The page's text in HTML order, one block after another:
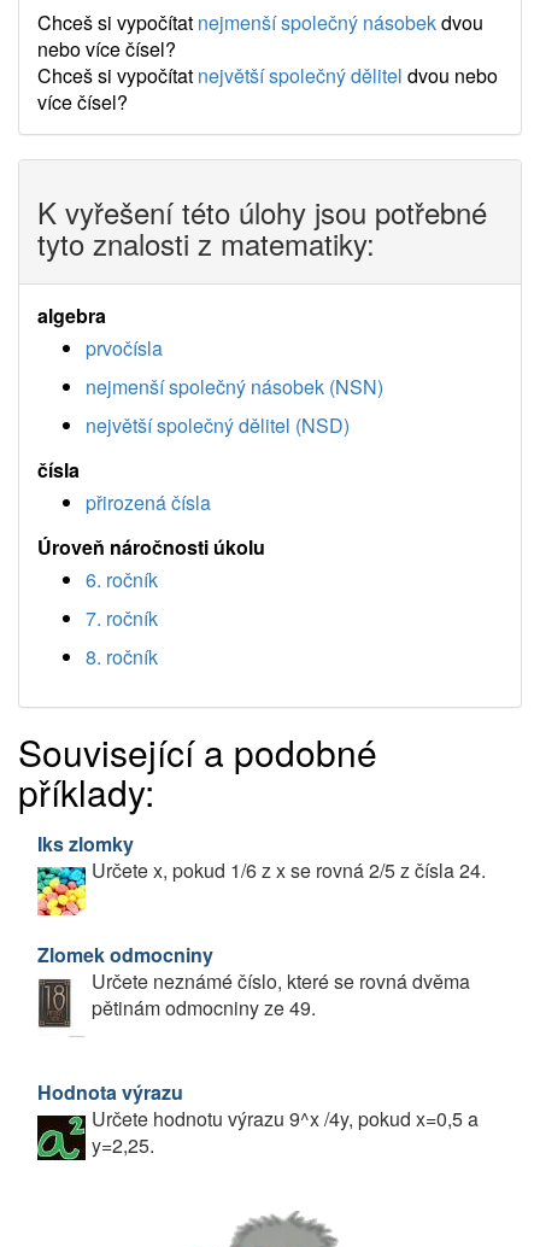
Chceš si vypočítat nejmenší společný násobekdvou
nebo více čísel?
Chceš si vypočítat největší společný dělitel dvou nebo
více čísel?
K vyřešení této úlohy jsou potřebné
tyto znalosti z matematiky:
algebra
prvočísla
nejmenší společný násobek (NSN)
největší společný dělitel (NSD)
čísla
přirozená čísla
Úroveň náročnosti úkolu
6. ročník
7. ročník
8. ročník
Související a podobné
příklady:
Iks zlomky
Určete x, pokud 1/6 z x se rovná 2/5 z čísla 24.
Zlomek odmocniny
Určete neznámé číslo, které se rovná dvěma
pětinám odmocniny ze 49.
Hodnota výrazu
Určete hodnotu výrazu 9^x /4y, pokud x=0,5 a
y=2,25.